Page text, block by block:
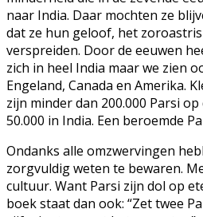
naar India. Daar mochten ze
dat ze hun geloof, het
verspreiden. Door de eeuwen
zich in heel India maar we zien
Engeland, Canada en Amerika.
zijn minder dan 200.000 Parsi op
50.000 in India. Een beroemde
Ondanks alle omzwervingen
zorgvuldig weten te bewaren.
cultuur. Want Parsi zijn dol op
boek staat dan ook: “Zet twee